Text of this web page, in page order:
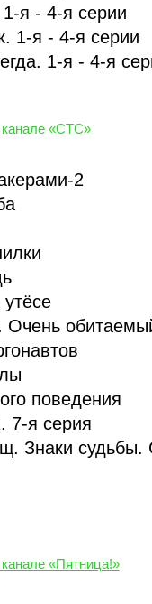
я - 4-я серии
1-я - 4-я серии
1-я - 4-я
«СТС»
2
Очень
поведения
7-я серия
Знаки судьбы.
«Пятница!»